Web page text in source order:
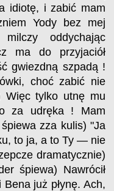
idiotę, i zabić mam
Yody bez mej
oddychając
ma do przyjaciół
gwiezdną szpadą !
choć zabić nie
Więc tylko utnę mu
za udręka ! Mam
zza kulis) "Ja
to ja, a to Ty — nie
dramatycznie)
śpiewa) Nawrócił
już płynę. Ach,